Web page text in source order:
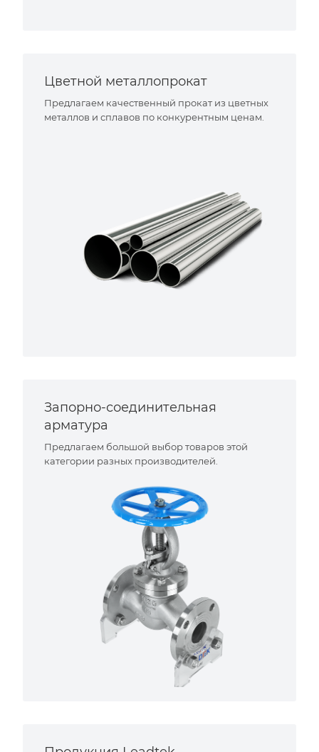
Цветной металлопрокат
Предлагаем качественный прокат из цветных
металлов и сплавов по конкурентным ценам.
Запорно-соединительная
арматура
Предлагаем большой выбор товаров этой
категории разных производителей.